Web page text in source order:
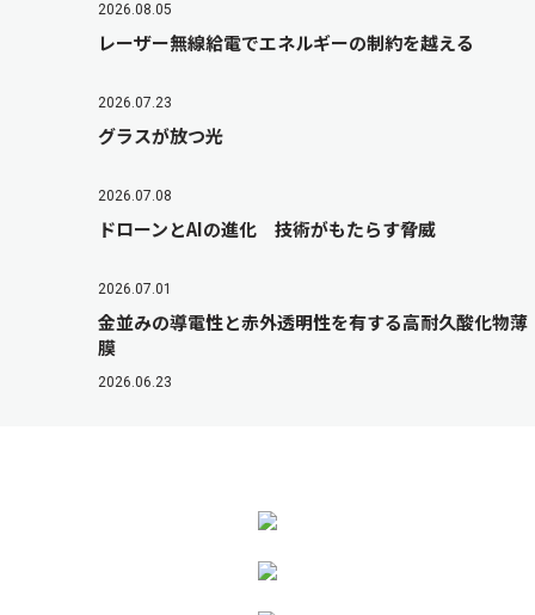
2026.08.05
レーザー無線給電でエネルギーの制約を越える
2026.07.23
グラスが放つ光
2026.07.08
ドローンとAIの進化 技術がもたらす脅威
2026.07.01
金並みの導電性と赤外透明性を有する高耐久酸化物薄
膜
2026.06.23